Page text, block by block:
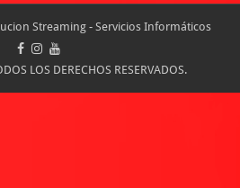
Streaming - Servicios Informáticos
LOS DERECHOS RESERVADOS.